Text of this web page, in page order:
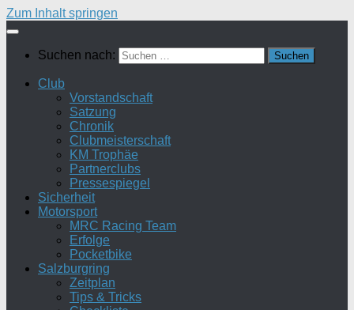
Zum Inhalt springen
Suchen nach:
Club
Vorstandschaft
Satzung
Chronik
Clubmeisterschaft
KM Trophäe
Partnerclubs
Pressespiegel
Sicherheit
Motorsport
MRC Racing Team
Erfolge
Pocketbike
Salzburgring
Zeitplan
Tips & Tricks